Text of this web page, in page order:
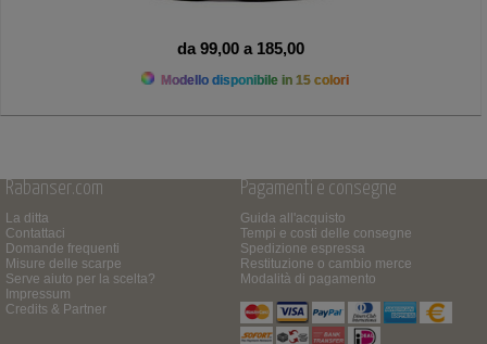
da 99,00 a 185,00
Modello disponibile in 15 colori
Rabanser.com
La ditta
Contattaci
Domande frequenti
Misure delle scarpe
Serve aiuto per la scelta?
Impressum
Credits & Partner
Pagamenti e consegne
Guida all'acquisto
Tempi e costi delle consegne
Spedizione espressa
Restituzione o cambio merce
Modalità di pagamento